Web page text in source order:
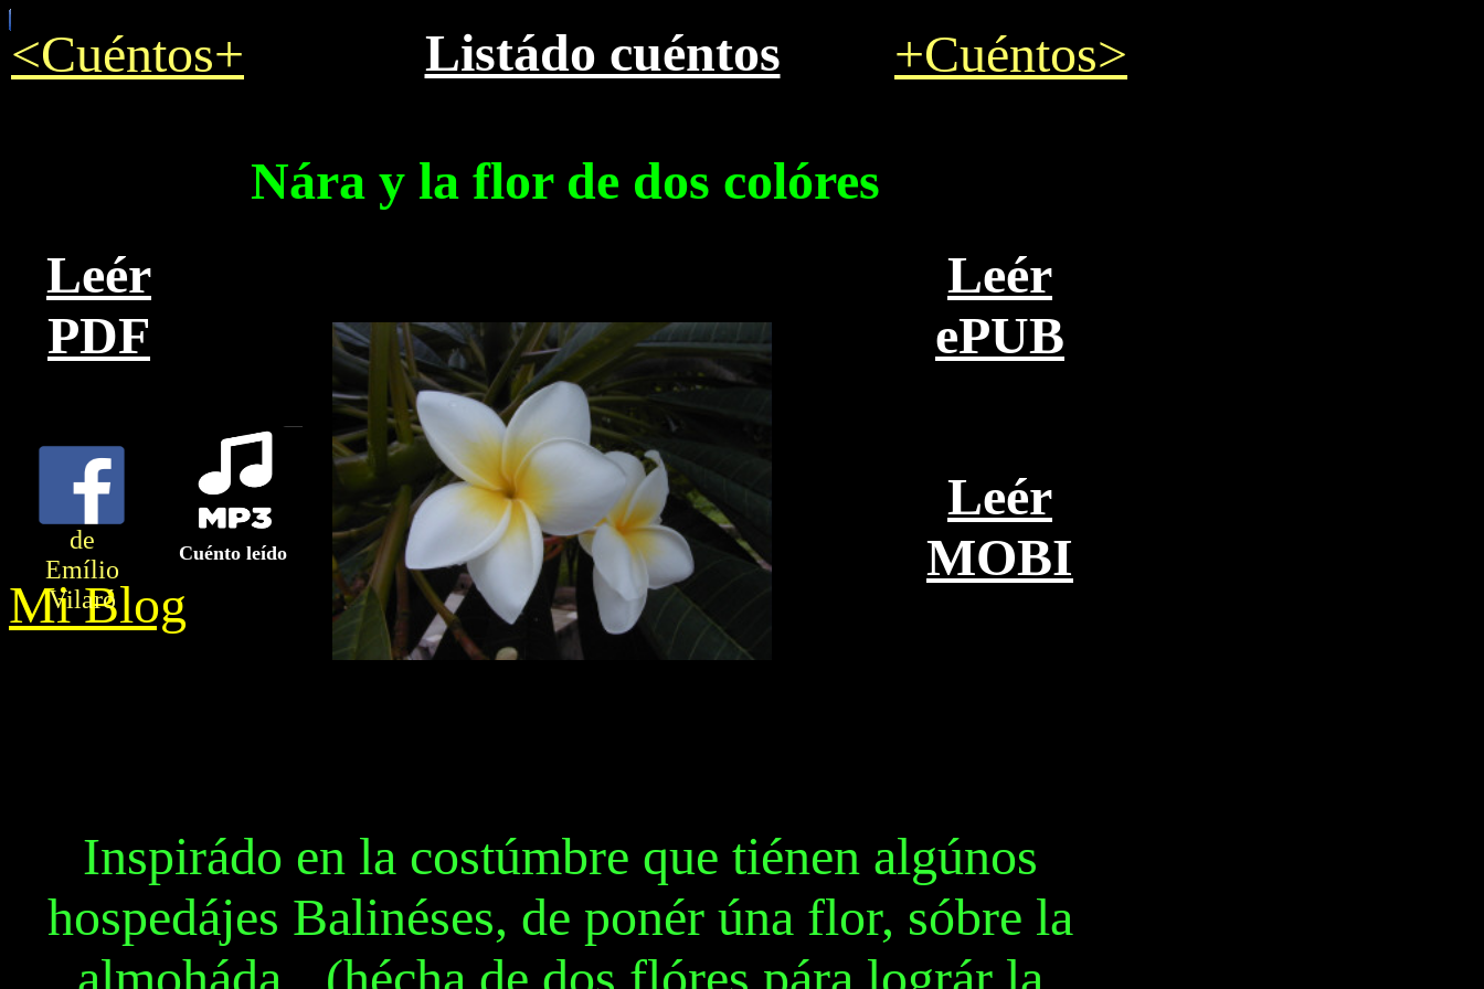
Inspirádo en la costúmbre que tiénen algúnos
hospedájes Balinéses, de ponér úna flor, sóbre la
Nára y la flor de dos colóres
+Cuéntos>
<Cuéntos+ Listádo cuéntos
Leér
ePUB
Leér
PDF
Leér
MOBI
Cuénto leído
de
Emílio
Vilaró
Mi Blog